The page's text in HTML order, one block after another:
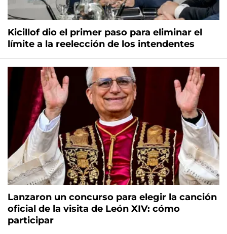
Kicillof dio el primer paso para eliminar el
límite a la reelección de los intendentes
Lanzaron un concurso para elegir la canción
oficial de la visita de León XIV: cómo
participar